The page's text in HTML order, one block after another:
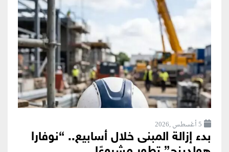
5 أغسطس ,2026
بدء إزالة المبنى خلال أسابيع.. “نوفارا